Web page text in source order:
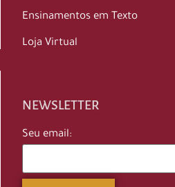
Ensinamentos em Texto
Loja Virtual
NEWSLETTER
Seu email: